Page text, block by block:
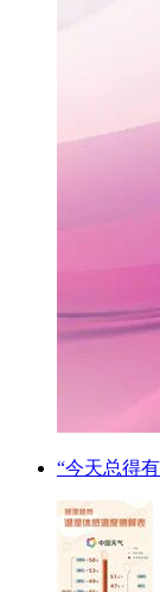
“今天总得